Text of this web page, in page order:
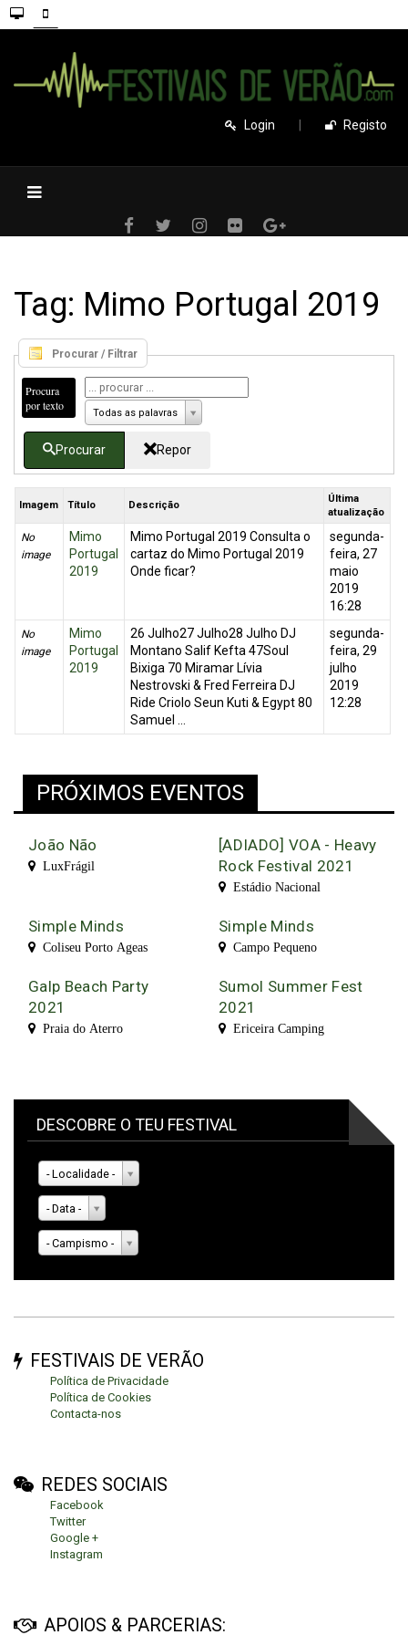
Login Registo
Tag: Mimo Portugal 2019
Procurar / Filtrar
Procura
por texto
Todas as palavras
Procurar Repor
Imagem Título Descrição
Última
atualização
No
image
Mimo
Portugal
2019
Mimo Portugal 2019 Consulta o
cartaz do Mimo Portugal 2019
Onde ficar?
segunda-
feira, 27
maio
2019
16:28
No
image
Mimo
Portugal
2019
26 Julho27 Julho28 Julho DJ
Montano Salif Kefta 47Soul
Bixiga 70 Miramar Lívia
Nestrovski & Fred Ferreira DJ
Ride Criolo Seun Kuti & Egypt 80
Samuel ...
segunda-
feira, 29
julho
2019
12:28
PRÓXIMOS EVENTOS
João Não
LuxFrágil
[ADIADO] VOA - Heavy
Rock Festival 2021
Estádio Nacional
Simple Minds
Coliseu Porto Ageas
Simple Minds
Campo Pequeno
Galp Beach Party
2021
Praia do Aterro
Sumol Summer Fest
2021
Ericeira Camping
DESCOBRE O TEU FESTIVAL
- Localidade -
- Data -
- Campismo -
FESTIVAIS DE VERÃO
Política de Privacidade
Política de Cookies
Contacta-nos
REDES SOCIAIS
Facebook
Twitter
Google +
Instagram
APOIOS & PARCERIAS: